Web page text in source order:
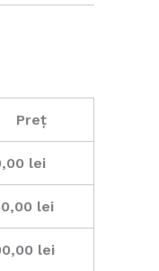
Preț
lei
lei
lei